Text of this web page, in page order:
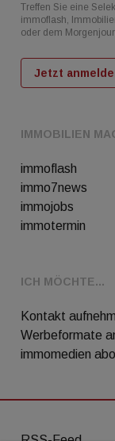
IMMOBILIEN
immoflash
immo7news
immojobs
immotermin
ICH MÖCHTE...
Kontakt
Werbeformate
immomedien
Treffen Sie eine
immoflash,
oder dem
Jetzt